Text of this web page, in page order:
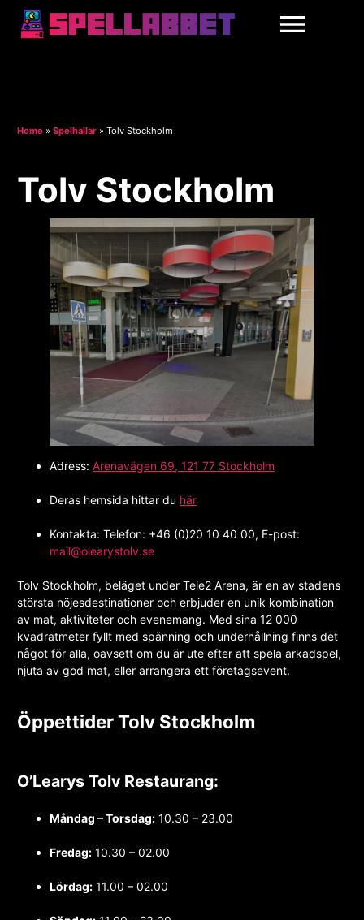
Home » Spelhallar » Tolv Stockholm
Tolv Stockholm
Adress: Arenavägen 69, 121 77 Stockholm
Deras hemsida hittar du här
Kontakta: Telefon: +46 (0)20 10 40 00, E-post:
mail@olearystolv.se
Tolv Stockholm, beläget under Tele2 Arena, är en av stadens
största nöjesdestinationer och erbjuder en unik kombination
av mat, aktiviteter och evenemang. Med sina 12 000
kvadratmeter fyllt med spänning och underhållning finns det
något för alla, oavsett om du är ute efter att spela arkadspel,
njuta av god mat, eller arrangera ett företagsevent.
Öppettider Tolv Stockholm
O’Learys Tolv Restaurang:
Måndag – Torsdag: 10.30 – 23.00
Fredag: 10.30 – 02.00
Lördag: 11.00 – 02.00